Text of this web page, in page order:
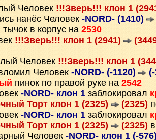
Человек !!!Зверь!!! клон 1
нанёс Человек -NORD- (1410)
тычок в корпус на 2530
!!!Зверь!!! клон 1 (2941)
Человек !!!Зверь!!! клон 1
Человек -NORD- (-1120)
пинок по правой руке на 2542
-NORD- клон 1 заблокировал
Торт клон 1 (2325) (2325)
-NORD- клон 1 заблокировал
Торт клон 1 (2325) (2325)
Человек -NORD- клон 1 (-